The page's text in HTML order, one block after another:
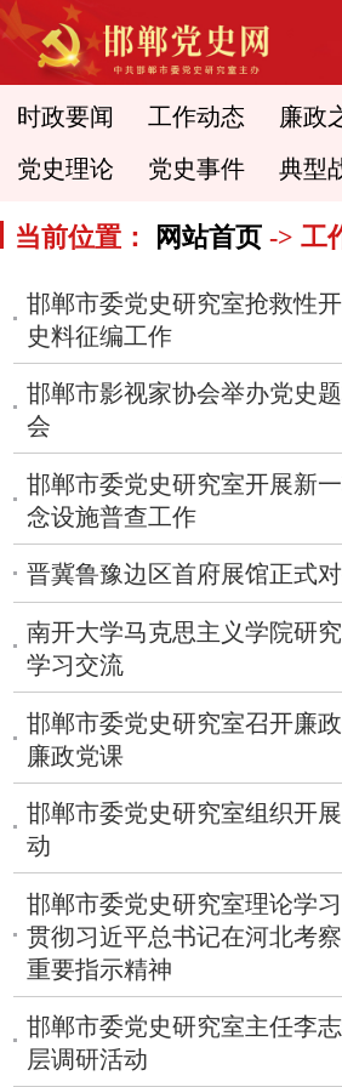
时政要闻 工作动态 廉政
党史理论 党史事件 典型
当前位置： 网站首页 -> 工
邯郸市委党史研究室抢救性
史料征编工作
邯郸市影视家协会举办党史
会
邯郸市委党史研究室开展新
念设施普查工作
晋冀鲁豫边区首府展馆正式
南开大学马克思主义学院研
学习交流
邯郸市委党史研究室召开廉
廉政党课
邯郸市委党史研究室组织开
动
邯郸市委党史研究室理论学
贯彻习近平总书记在河北考
重要指示精神
邯郸市委党史研究室主任李
层调研活动